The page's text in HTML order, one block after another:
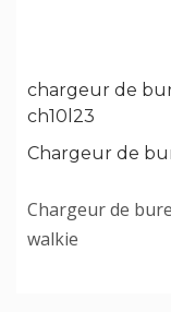
chargeur de
ch10l23
Chargeur de
Chargeur de
walkie